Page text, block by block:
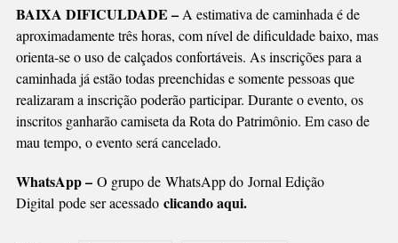
BAIXA DIFICULDADE – A estimativa de caminhada é de
aproximadamente três horas, com nível de dificuldade baixo, mas
orienta-se o uso de calçados confortáveis. As inscrições para a
caminhada já estão todas preenchidas e somente pessoas que
realizaram a inscrição poderão participar. Durante o evento, os
inscritos ganharão camiseta da Rota do Patrimônio. Em caso de
mau tempo, o evento será cancelado.
WhatsApp – O grupo de WhatsApp do Jornal Edição
Digital pode ser acessado clicando aqui.